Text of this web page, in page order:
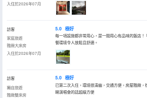
入住於2026年07月
訪客
家庭旅遊
雅緻大床房
入住於2026年07月
5.0 極好
每一項設施都非常用心，是一間用心有品味的飯店
餐環境令人放鬆且舒適。
訪客
獨自旅遊
雅緻雙床房
5.0 極好
已第二次入住，環境很清幽，交通方便，房屋雅緻
睇演唱會的話超級方便